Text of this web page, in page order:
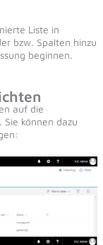
Liste in
bzw. Spalten hinzu
beginnen.
auf die
können dazu